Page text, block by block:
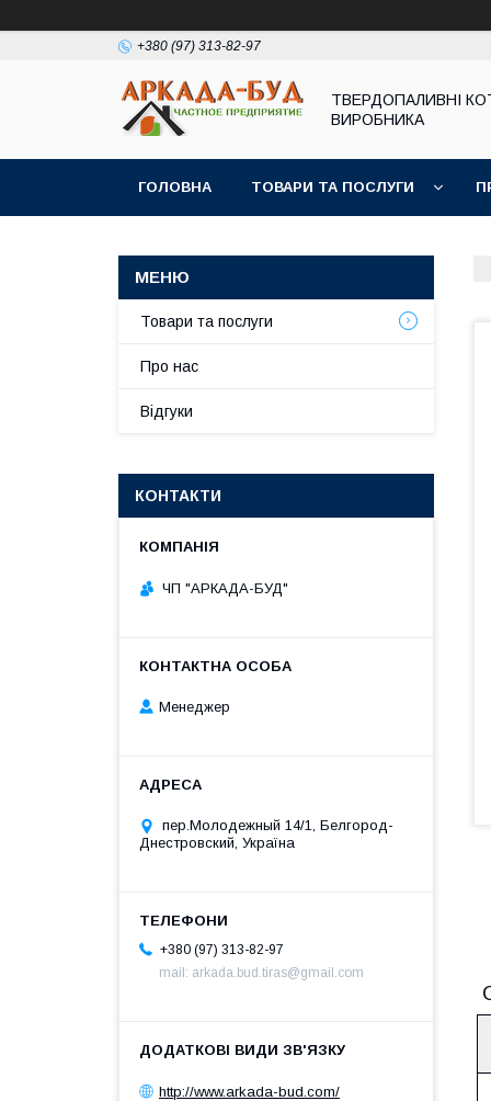
+380 (97) 313-82-97
ТВЕРДОПАЛИВНІ
ВИРОБНИКА
ГОЛОВНА ТОВАРИ ТА ПОСЛУГИ
Товари та послуги
Про нас
Відгуки
КОНТАКТИ
ЧП "АРКАДА-БУД"
Менеджер
пер.Молодежный 14/1, Белгород-
Днестровский, Україна
+380 (97) 313-82-97
mail: arkada.bud.tiras@gmail.com
http://www.arkada-bud.com/